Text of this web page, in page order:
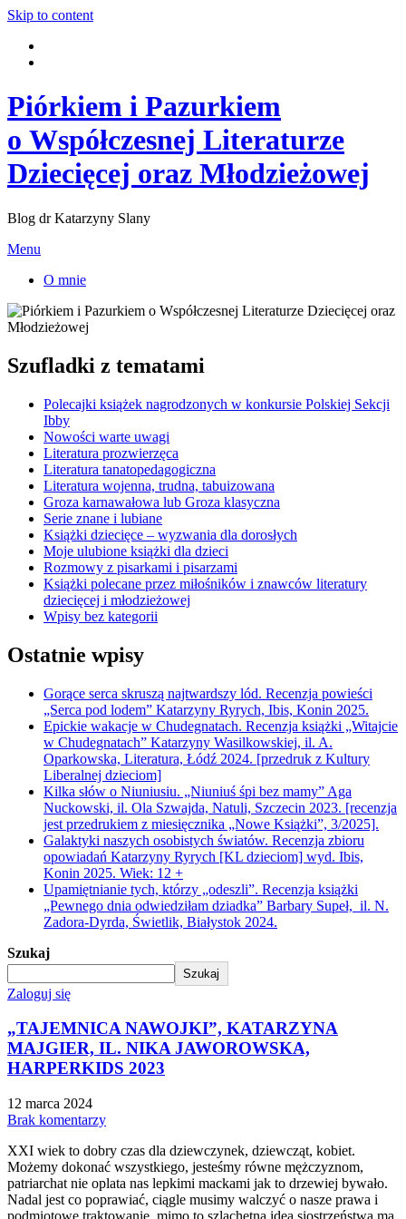
Skip to content
Piórkiem i Pazurkiem
o Współczesnej Literaturze
Dziecięcej oraz Młodzieżowej
Blog dr Katarzyny Slany
Menu
O mnie
Szufladki z tematami
Polecajki książek nagrodzonych w konkursie Polskiej Sekcji
Ibby
Nowości warte uwagi
Literatura prozwierzęca
Literatura tanatopedagogiczna
Literatura wojenna, trudna, tabuizowana
Groza karnawałowa lub Groza klasyczna
Serie znane i lubiane
Książki dziecięce – wyzwania dla dorosłych
Moje ulubione książki dla dzieci
Rozmowy z pisarkami i pisarzami
Książki polecane przez miłośników i znawców literatury
dziecięcej i młodzieżowej
Wpisy bez kategorii
Ostatnie wpisy
Gorące serca skruszą najtwardszy lód. Recenzja powieści
„Serca pod lodem” Katarzyny Ryrych, Ibis, Konin 2025.
Epickie wakacje w Chudegnatach. Recenzja książki „Witajcie
w Chudegnatach” Katarzyny Wasilkowskiej, il. A.
Oparkowska, Literatura, Łódź 2024. [przedruk z Kultury
Liberalnej dzieciom]
Kilka słów o Niuniusiu. „Niuniuś śpi bez mamy” Aga
Nuckowski, il. Ola Szwajda, Natuli, Szczecin 2023. [recenzja
jest przedrukiem z miesięcznika „Nowe Książki”, 3/2025].
Galaktyki naszych osobistych światów. Recenzja zbioru
opowiadań Katarzyny Ryrych [KL dzieciom] wyd. Ibis,
Konin 2025. Wiek: 12 +
Upamiętnianie tych, którzy „odeszli”. Recenzja książki
„Pewnego dnia odwiedziłam dziadka” Barbary Supeł, il. N.
Zadora-Dyrda, Świetlik, Białystok 2024.
Szukaj
Szukaj
Zaloguj się
„TAJEMNICA NAWOJKI”, KATARZYNA
MAJGIER, IL. NIKA JAWOROWSKA,
HARPERKIDS 2023
12 marca 2024
Brak komentarzy
XXI wiek to dobry czas dla dziewczynek, dziewcząt, kobiet.
Możemy dokonać wszystkiego, jesteśmy równe mężczyznom,
patriarchat nie oplata nas lepkimi mackami jak to drzewiej bywało.
Nadal jest co poprawiać, ciągle musimy walczyć o nasze prawa i
podmiotowe traktowanie, mimo to szlachetna idea siostrzeństwa ma